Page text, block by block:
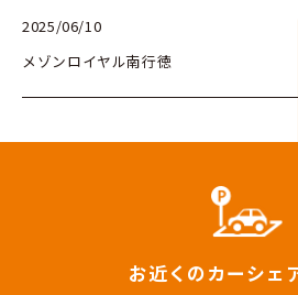
2025/06/10
メゾンロイヤル南行徳
お近くのカーシェ